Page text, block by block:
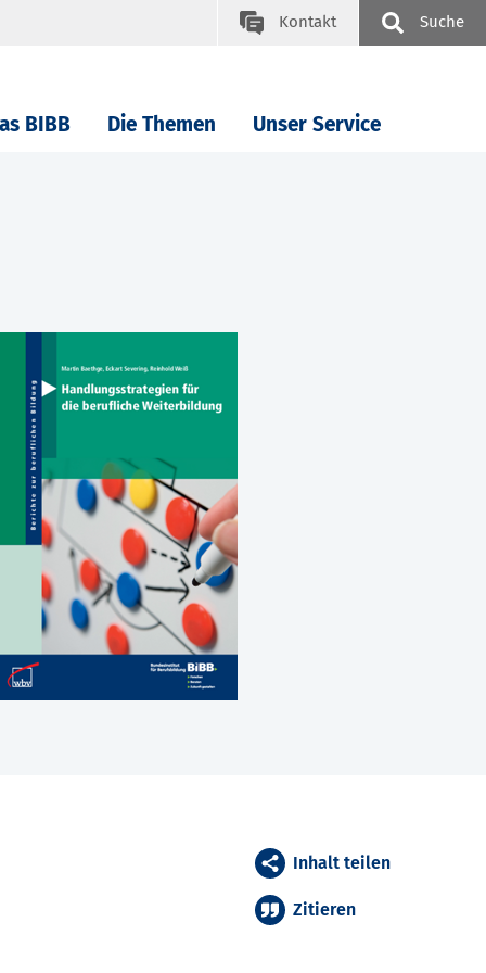
Kontakt Suche
BIBB Die Themen Unser Service
Inhalt teilen
Zitieren